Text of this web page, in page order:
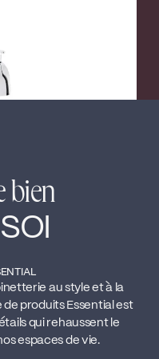
bien
au style et à la
produits Essential est
qui rehaussent le
espaces de vie.